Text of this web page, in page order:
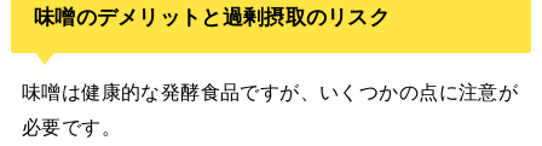
味噌のデメリットと過剰摂取のリスク
味噌は健康的な発酵食品ですが、いくつかの点に注意が
必要です。